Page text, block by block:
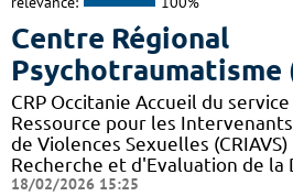
Centre Régional
Psychotraumatisme
CRP Occitanie Accueil du
Ressource pour les
de Violences Sexuelles
Recherche et d'Evaluation de la
18/02/2026 15:25